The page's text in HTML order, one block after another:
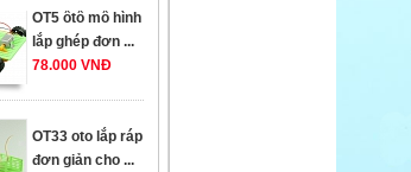
78.000 VNĐ
352.000 VNĐ